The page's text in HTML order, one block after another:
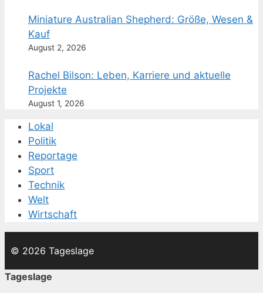
Miniature Australian Shepherd: Größe, Wesen &
Kauf
August 2, 2026
Rachel Bilson: Leben, Karriere und aktuelle
Projekte
August 1, 2026
Lokal
Politik
Reportage
Sport
Technik
Welt
Wirtschaft
© 2026 Tageslage
Tageslage